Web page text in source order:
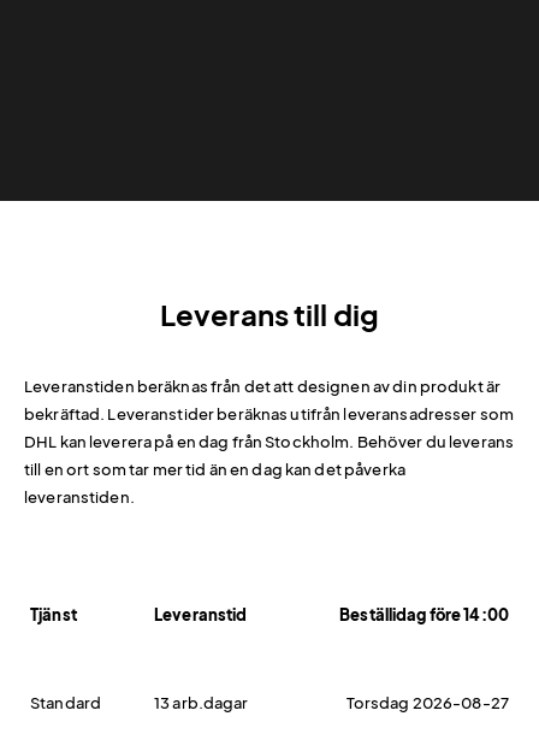
Leverans till dig
Leveranstiden beräknas från det att designen av din produkt är
bekräftad. Leveranstider beräknas utifrån leveransadresser som
DHL kan leverera på en dag från Stockholm. Behöver du leverans
till en ort som tar mer tid än en dag kan det påverka
leveranstiden.
Tjänst Leveranstid Beställidag före 14:00
Standard 13 arb.dagar Torsdag 2026-08-27